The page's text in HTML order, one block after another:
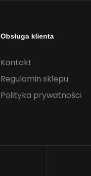
Obsługa klienta
Kontakt
Regulamin sklepu
Polityka prywatności